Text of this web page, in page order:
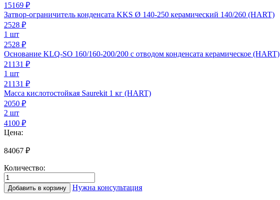
15169 ₽
Затвор-ограничитель конденсата KKS Ø 140-250 керамический 140/260 (HART)
2528 ₽
1 шт
2528 ₽
Основание KLQ-SO 160/160-200/200 с отводом конденсата керамическое (HART)
21131 ₽
1 шт
21131 ₽
Масса кислотостойкая Saurekit 1 кг (HART)
2050 ₽
2 шт
4100 ₽
Цена:
84067 ₽
Количество:
Количество
товара
Дымоход
Добавить в корзину Нужна консультация